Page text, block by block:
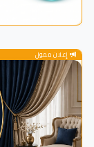
إعلان ممول